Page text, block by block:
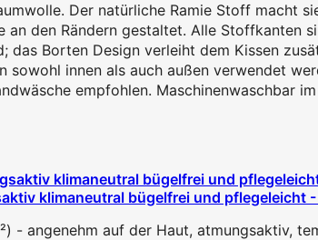
Der natürliche Ramie Stoff macht
den Rändern gestaltet. Alle Stoffkanten
das Borten Design verleiht dem Kissen
innen als auch außen verwendet
empfohlen. Maschinenwaschbar
klimaneutral bügelfrei und pflegeleicht
- angenehm auf der Haut, atmungsaktiv,